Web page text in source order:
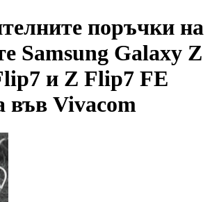
поръчки на
Samsung Galaxy Z
и Z Flip7 FE
във Vivacom